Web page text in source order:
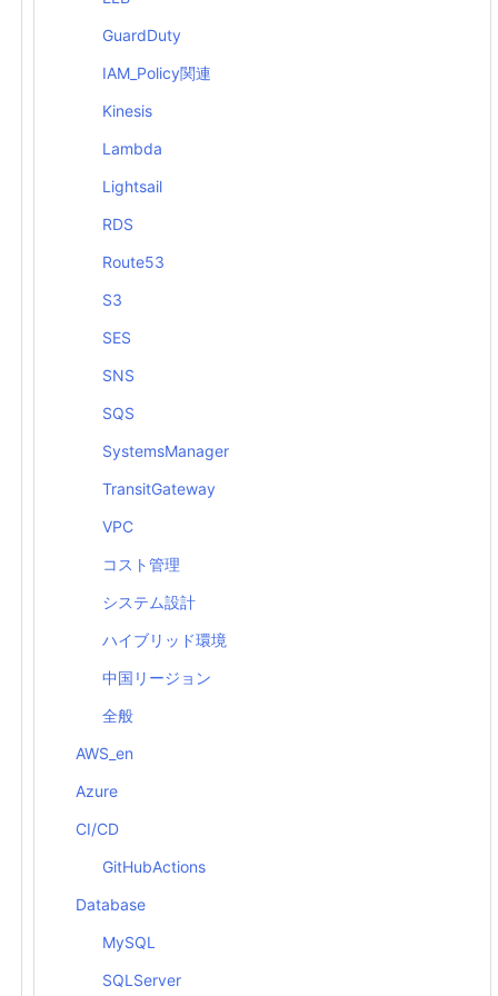
GuardDuty
IAM_Policy関連
Kinesis
Lambda
Lightsail
RDS
Route53
S3
SES
SNS
SQS
SystemsManager
TransitGateway
VPC
コスト管理
システム設計
ハイブリッド環境
中国リージョン
全般
AWS_en
Azure
CI/CD
GitHubActions
Database
MySQL
SQLServer